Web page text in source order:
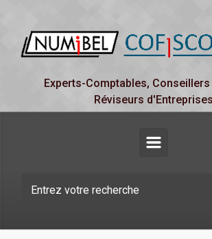
Experts-Comptables,
Réviseurs d'Entreprises